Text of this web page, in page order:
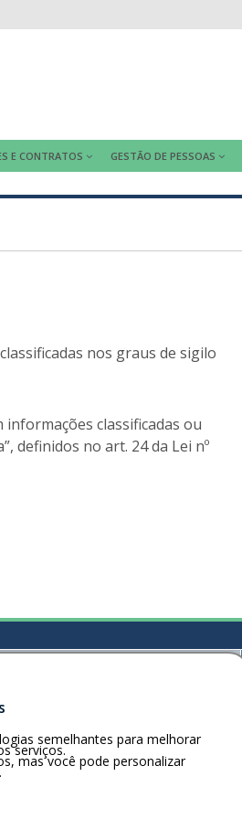
E CONTRATOS GESTÃO DE PESSOAS
nos graus de sigilo
informações classificadas ou
definidos no art. 24 da Lei nº
semelhantes para melhorar
serviços.
mas você pode personalizar